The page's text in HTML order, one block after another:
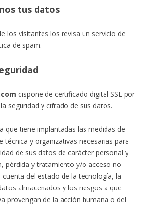
tus datos
los visitantes los revisa un servicio de
de spam.
dispone de certificado digital SSL por
seguridad y cifrado de sus datos.
que tiene implantadas las medidas de
técnica y organizativas necesarias para
de sus datos de carácter personal y
pérdida y tratamiento y/o acceso no
del estado de la tecnología, la
almacenados y los riesgos a que
provengan de la acción humana o del